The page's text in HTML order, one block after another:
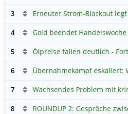
3
4
5
6
7
8